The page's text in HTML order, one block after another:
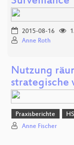
2015-08-16
Anne Roth
Nutzung
strategische
Praxisberichte
Anne Fischer